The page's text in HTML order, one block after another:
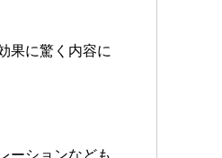
果に驚く内容に